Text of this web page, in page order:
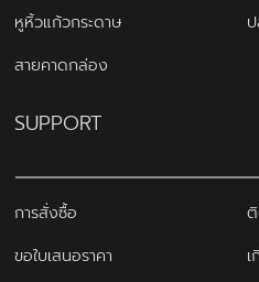
หูหิ้วแก้วกระดาษ
สายคาดกล่อง
SUPPORT
การสั่งซื้อ
ขอใบเสนอราคา